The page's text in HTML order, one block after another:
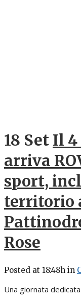
18 Set Il 4
arriva
sport,
territorio
Rose
Posted at 18:48h in
Una giornata